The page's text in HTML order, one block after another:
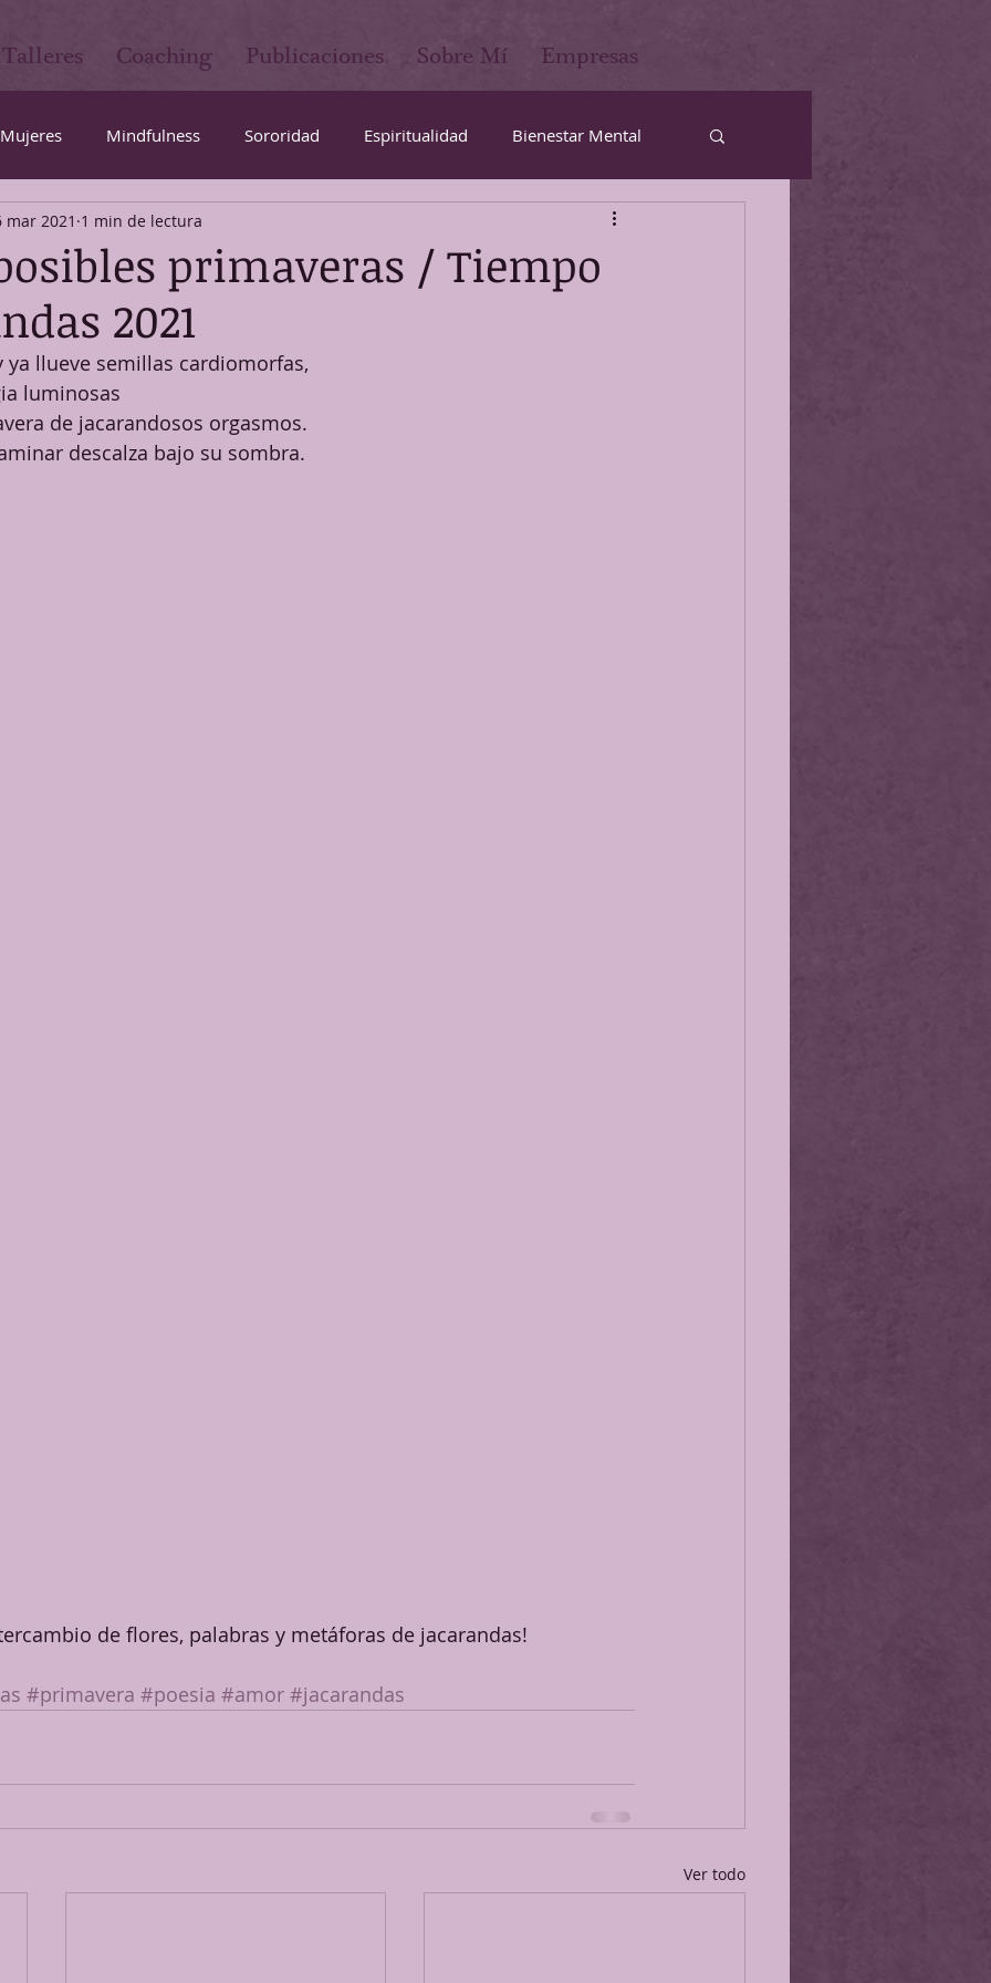
Talleres Coaching Publicaciones Sobre Mí Empresas
Mujeres Mindfulness Sororidad Espiritualidad Bienestar Mental
Amor
primaveras / Tiempo
2021
mar 2021 1 min de lectura
ya llueve semillas cardiomorfas,
luminosas
de jacarandosos orgasmos.
descalza bajo su sombra.
de flores, palabras y metáforas de jacarandas!
#primavera #poesia #amor #jacarandas
Ver todo